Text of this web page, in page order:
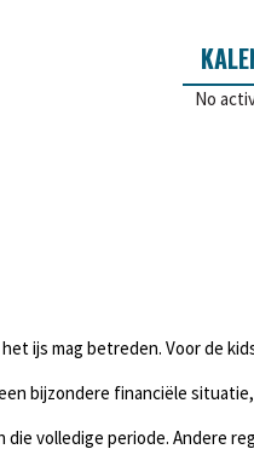
mag betreden. Voor de
bijzondere financiële
volledige periode. Andere
No